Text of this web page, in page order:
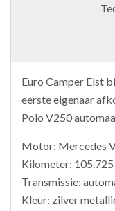
Euro Camper Elst
eerste eigenaar
Polo V250
Motor: Mercedes
Kilometer: 105.725
Transmissie:
Kleur: zilver